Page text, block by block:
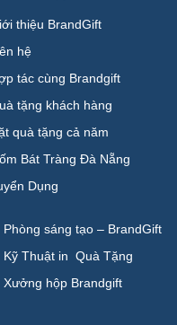
thiệu BrandGift
hệ
tác cùng Brandgift
tặng khách hàng
quà tặng cả năm
Bát Tràng Đà Nẵng
Dụng
Phòng sáng tạo – BrandGift
Kỹ Thuật in Quà Tặng
Xưởng hộp Brandgift